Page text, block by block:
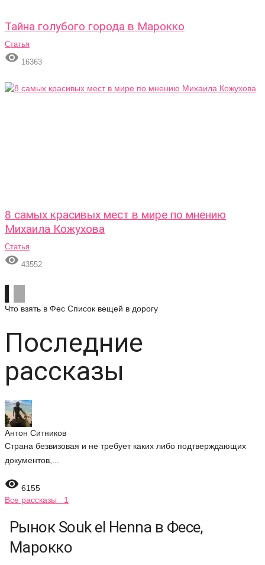
Тайна голубого города в Марокко
Статья
 16363
8 самых красивых мест в мире по мнению
Михаила Кожухова
Статья
 43552
Что взять в Фес Список вещей в дорогу
Последние
рассказы
Антон Ситников
Страна безвизовая и не требует каких либо подтверждающих
документов,...
 6155
Все рассказы 1
Рынок Souk el Henna в Фесе,
Марокко